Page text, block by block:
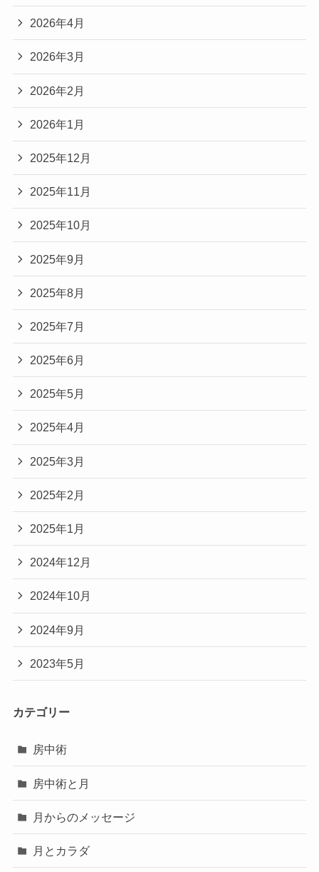
2026年4月
2026年3月
2026年2月
2026年1月
2025年12月
2025年11月
2025年10月
2025年9月
2025年8月
2025年7月
2025年6月
2025年5月
2025年4月
2025年3月
2025年2月
2025年1月
2024年12月
2024年10月
2024年9月
2023年5月
カテゴリー
房中術
房中術と月
月からのメッセージ
月とカラダ